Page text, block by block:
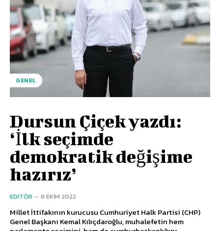
GENEL
Dursun Çiçek yazdı:
‘İlk seçimde
demokratik değişime
hazırız’
EDITÖR - 8 EKIM 2022
Millet İttifakının kurucusu Cumhuriyet Halk Partisi (CHP)
Genel Başkanı Kemal Kılıçdaroğlu, muhalefetin hem